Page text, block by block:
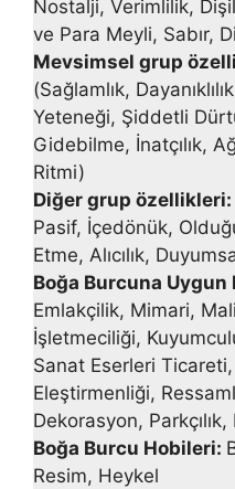
Nostalji, Verimlilik,
ve Para Meyli, Sabır,
Mevsimsel grup
(Sağlamlık,
Yeteneği, Şiddetli
Gidebil­me, İnatçılık,
Ritmi)
Diğer grup özellikleri:
Pasif, İçedönük,
Etme, Alıcılık,
Boğa Burcuna
Emlakçilik, Mimari,
İşletmeciliği,
Sanat Eserle­ri
Eleştirmenliği,
Dekorasyon,
Boğa Burcu Hobileri:
Resim, Heykel